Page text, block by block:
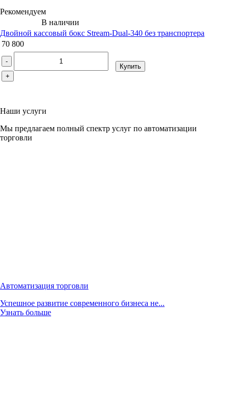
Рекомендуем
В наличии
Двойной кассовый бокс Stream-Dual-340 без транспортера
70 800
-
+
Купить
Наши услуги
Мы предлагаем полный спектр услуг по автоматизации
торговли
Автоматизация торговли
Успешное развитие современного бизнеса не...
Узнать больше